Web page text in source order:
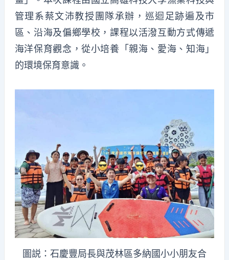
管理系蔡文沛教授團隊承辦，巡迴足跡遍及市
區、沿海及偏鄉學校，課程以活潑互動方式傳遞
海洋保育觀念 ，從小培養「親海、愛海、知海」
的環境保育意識 。
圖説：石慶豐局長與茂林區多納國小小朋友合